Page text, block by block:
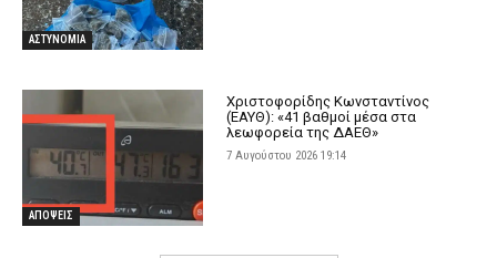
ΑΣΤΥΝΟΜΙΑ
ΑΠΟΨΕΙΣ
Χριστοφορίδης Κωνσταντίνος
(ΕΑΥΘ): «41 βαθμοί μέσα στα
λεωφορεία της ΔΑΕΘ»
7 Αυγούστου 2026 19:14